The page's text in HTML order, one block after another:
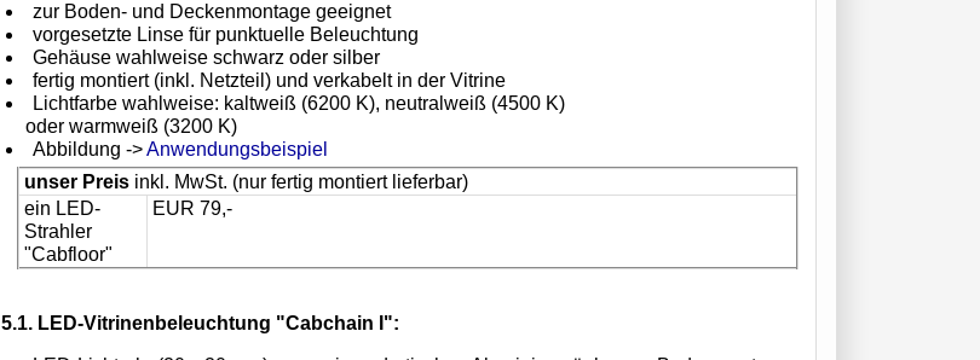
zur Boden- und Deckenmontage geeignet
vorgesetzte Linse für punktuelle Beleuchtung
Gehäuse wahlweise schwarz oder silber
fertig montiert (inkl. Netzteil) und verkabelt in der Vitrine
Lichtfarbe wahlweise: kaltweiß (6200 K), neutralweiß (4500 K)
oder warmweiß (3200 K)
Abbildung ->Anwendungsbeispiel
unser Preis inkl. MwSt. (nur fertig montiert lieferbar)
ein LED-
Strahler
"Cabfloor"
EUR 79,-
5.1. LED-Vitrinenbeleuchtung "Cabchain I":